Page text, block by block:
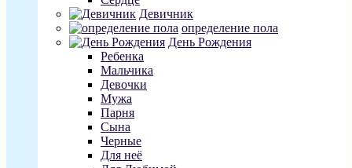
Девичник
определение пола
День Рождения
Ребенка
Мальчика
Девочки
Мужа
Парня
Сына
Черные
Для неё